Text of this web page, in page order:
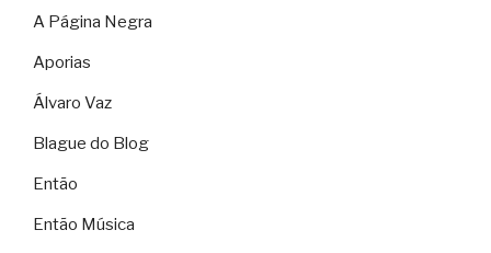
A Página Negra
Aporias
Álvaro Vaz
Blague do Blog
Então
Então Música